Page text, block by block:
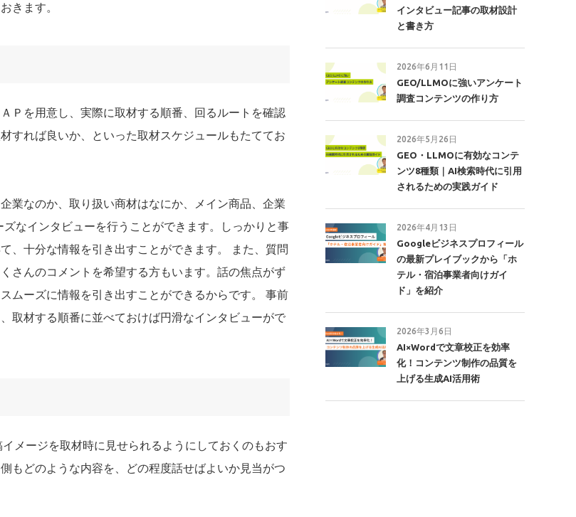
きます。
Ｐを用意し、実際に取材する順番、回るルートを確認
すれば良いか、といった取材スケジュールもたててお
業なのか、取り扱い商材はなにか、メイン商品、企業
なインタビューを行うことができます。しっかりと事
、十分な情報を引き出すことができます。 また、質問
さんのコメントを希望する方もいます。話の焦点がず
ムーズに情報を引き出すことができるからです。 事前
取材する順番に並べておけば円滑なインタビューがで
メージを取材時に見せられるようにしておくのもおす
もどのような内容を、どの程度話せばよいか見当がつ
インタビュー記事の取材設計
と書き方
2026年6月11日
GEO/LLMOに強いアンケート
調査コンテンツの作り方
2026年5月26日
GEO・LLMOに有効なコンテ
ンツ8種類｜AI検索時代に引用
されるための実践ガイド
2026年4月13日
Googleビジネスプロフィール
の最新プレイブックから「ホ
テル・宿泊事業者向けガイ
ド」を紹介
2026年3月6日
AI×Wordで文章校正を効率
化！コンテンツ制作の品質を
上げる生成AI活用術